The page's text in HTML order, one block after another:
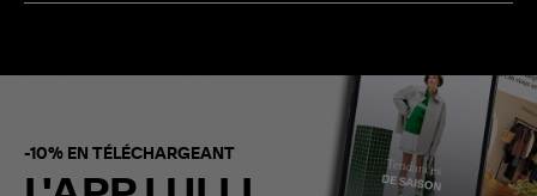
-10% EN TÉLÉCHARGEANT